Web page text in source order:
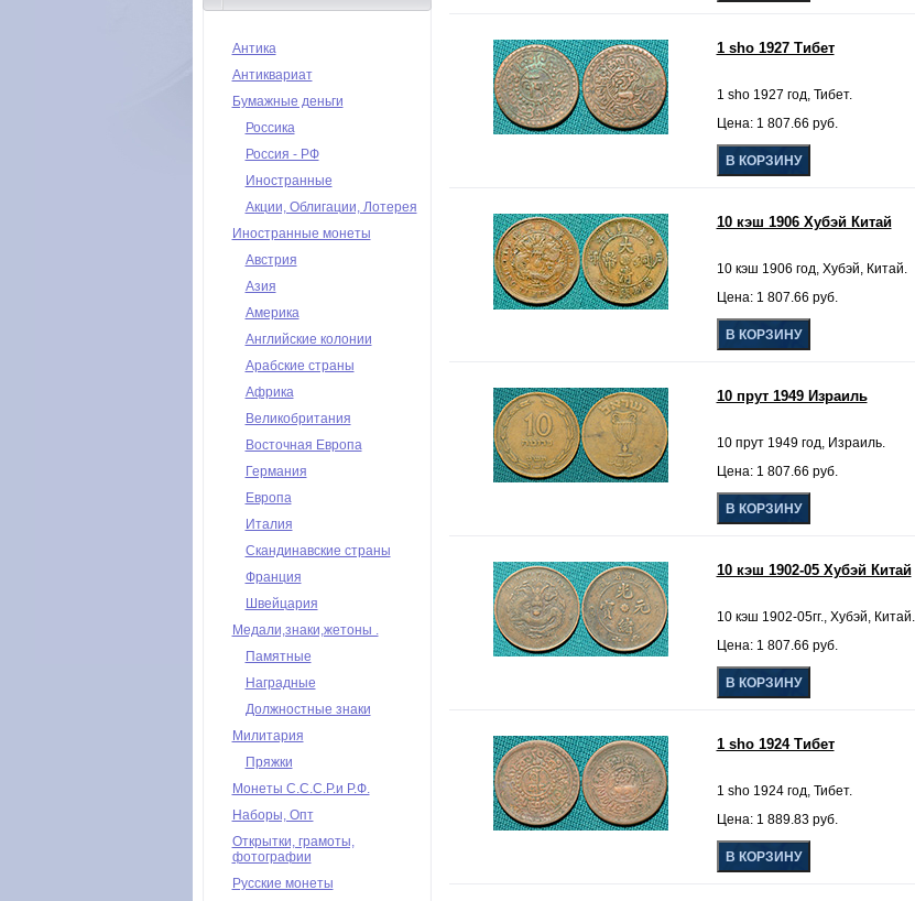
Антика
Антиквариат
Бумажные деньги
Россика
Россия - РФ
Иностранные
Акции, Облигации, Лотерея
Иностранные монеты
Австрия
Азия
Америка
Английские колонии
Арабские страны
Африка
Великобритания
Восточная Европа
Германия
Европа
Италия
Скандинавские страны
Франция
Швейцария
Медали,знаки,жетоны .
Памятные
Наградные
Должностные знаки
Милитария
Пряжки
Монеты С.С.С.Р.и Р.Ф.
Наборы, Опт
Открытки, грамоты,
фотографии
Русские монеты
1 sho 1927 Тибет
1 sho 1927 год, Тибет.
Цена: 1 807.66 руб.
10 кэш 1906 Хубэй Китай
10 кэш 1906 год, Хубэй, Китай.
Цена: 1 807.66 руб.
10 прут 1949 Израиль
10 прут 1949 год, Израиль.
Цена: 1 807.66 руб.
10 кэш 1902-05 Хубэй Китай
10 кэш 1902-05гг., Хубэй, Китай.
Цена: 1 807.66 руб.
1 sho 1924 Тибет
1 sho 1924 год, Тибет.
Цена: 1 889.83 руб.